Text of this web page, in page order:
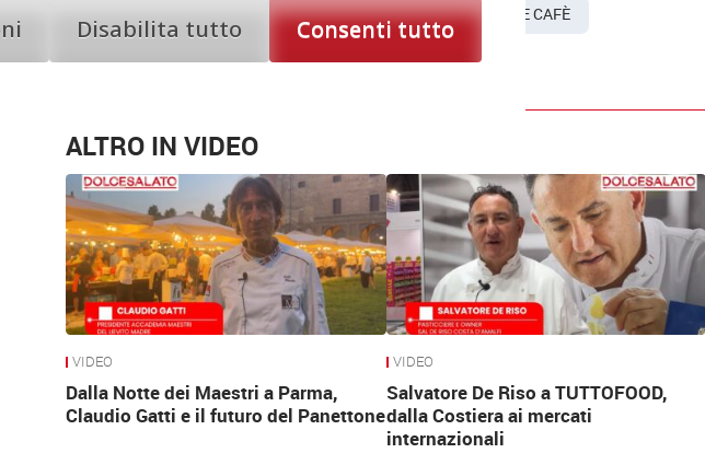
EDOARDO GARZELLI SAN BIAGIO LOUNGE CAFÈ
ALTRO IN VIDEO
VIDEO
Dalla Notte dei Maestri a Parma,
Claudio Gatti e il futuro del Panettone
VIDEO
Salvatore De Riso a TUTTOFOOD,
dalla Costiera ai mercati
internazionali
Disabilita tutto Consenti tutto